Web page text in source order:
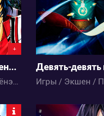
+
Новый принц тенниса: Хётэй против Риккая — Игра будущего
Аниме / Игры / Сёнэн / Спорт / Школа
5 5